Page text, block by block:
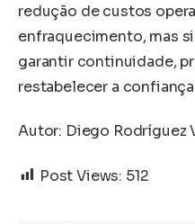
redução de custos
enfraquecimento, mas
garantir continuidade,
restabelecer a
Autor: Diego Rodríguez
Post Views: 512